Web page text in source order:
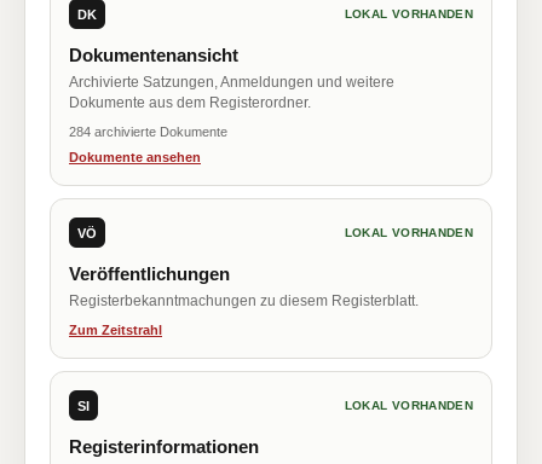
DK LOKAL VORHANDEN
Dokumentenansicht
Archivierte Satzungen, Anmeldungen und weitere
Dokumente aus dem Registerordner.
284 archivierte Dokumente
Dokumente ansehen
VÖ LOKAL VORHANDEN
Veröffentlichungen
Registerbekanntmachungen zu diesem Registerblatt.
Zum Zeitstrahl
SI LOKAL VORHANDEN
Registerinformationen